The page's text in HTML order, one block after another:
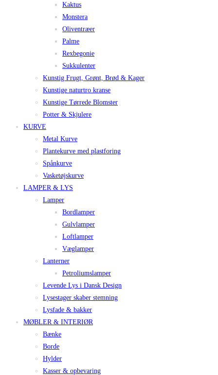
Kaktus
Monstera
Oliventræer
Palme
Rexbegonie
Sukkulenter
Kunstig Frugt, Grønt, Brød & Kager
Kunstige naturtro kranse
Kunstige Tørrede Blomster
Potter & Skjulere
KURVE
Metal Kurve
Plantekurve med plastforing
Spånkurve
Vasketøjskurve
LAMPER & LYS
Lamper
Bordlamper
Gulvlamper
Loftlamper
Væglamper
Lanterner
Petroliumslamper
Levende Lys i Dansk Design
Lysestager skaber stemning
Lysfade & bakker
MØBLER & INTERIØR
Bænke
Borde
Hylder
Kasser & opbevaring